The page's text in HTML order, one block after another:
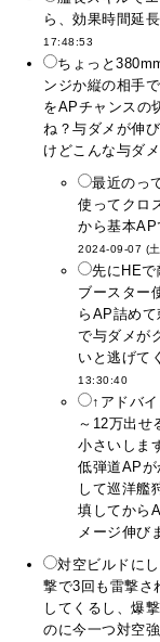
ら、効果時間延
17:48:53
ちょっと
ンジか縦の相手
をAPチャンスの
ね？与ダメが伸
けどこんな与ダ
最近のっ
使ってクロ
から基本
2024-09-07 (
先にHEで
ブースター
らAP詰め
で与ダメが
いと逃げて
13:30:40
↑アドバ
～12万出せ
小さいしま
低弾道AP
して巡洋艦
填してから
メージ伸び
対空ビルドに
撃で3回も雷撃さ
してくるし、爆
のに今一つ対空